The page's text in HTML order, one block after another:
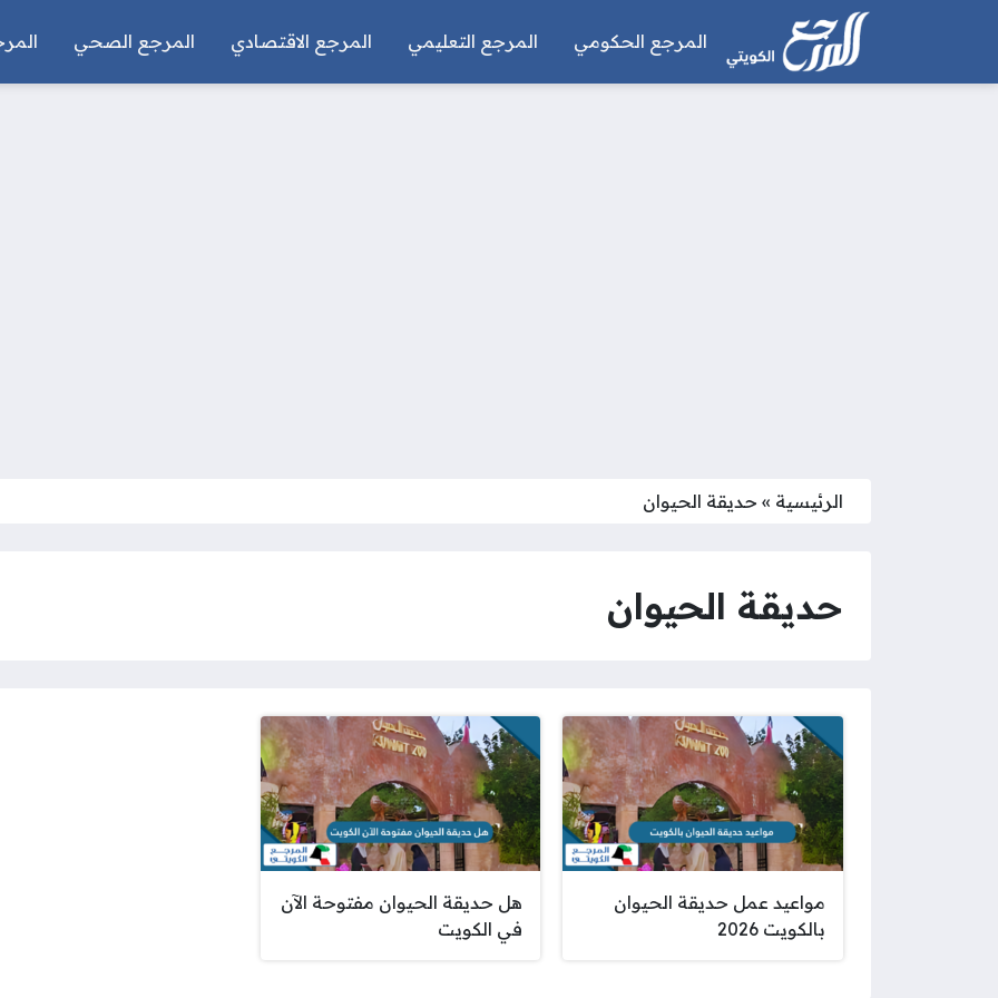
المرجع الحكومي المرجع التعليمي المرجع الاقتصادي المرجع الصحي
الرئيسية » حديقة الحيوان
حديقة الحيوان
مواعيد عمل حديقة الحيوان
بالكويت 2026
هل حديقة الحيوان مفتوحة الآن
في الكويت